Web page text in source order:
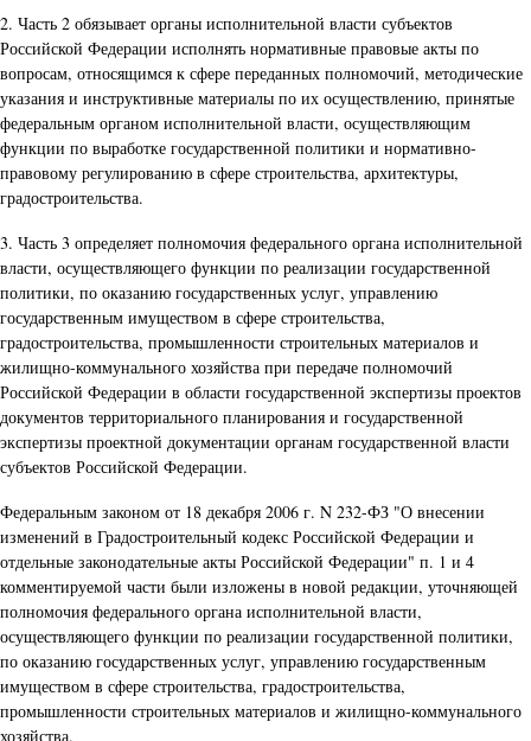
2. Часть 2 обязывает органы исполнительной власти субъектов
Российской Федерации исполнять нормативные правовые акты по
вопросам, относящимся к сфере переданных полномочий, методические
указания и инструктивные материалы по их осуществлению, принятые
федеральным органом исполнительной власти, осуществляющим
функции по выработке государственной политики и нормативно-
правовому регулированию в сфере строительства, архитектуры,
градостроительства.
3. Часть 3 определяет полномочия федерального органа исполнительной
власти, осуществляющего функции по реализации государственной
политики, по оказанию государственных услуг, управлению
государственным имуществом в сфере строительства,
градостроительства, промышленности строительных материалов и
жилищно-коммунального хозяйства при передаче полномочий
Российской Федерации в области государственной экспертизы проектов
документов территориального планирования и государственной
экспертизы проектной документации органам государственной власти
субъектов Российской Федерации.
Федеральным законом от 18 декабря 2006 г. N 232-ФЗ "О внесении
изменений в Градостроительный кодекс Российской Федерации и
отдельные законодательные акты Российской Федерации" п. 1 и 4
комментируемой части были изложены в новой редакции, уточняющей
полномочия федерального органа исполнительной власти,
осуществляющего функции по реализации государственной политики,
по оказанию государственных услуг, управлению государственным
имуществом в сфере строительства, градостроительства,
промышленности строительных материалов и жилищно-коммунального
хозяйства.